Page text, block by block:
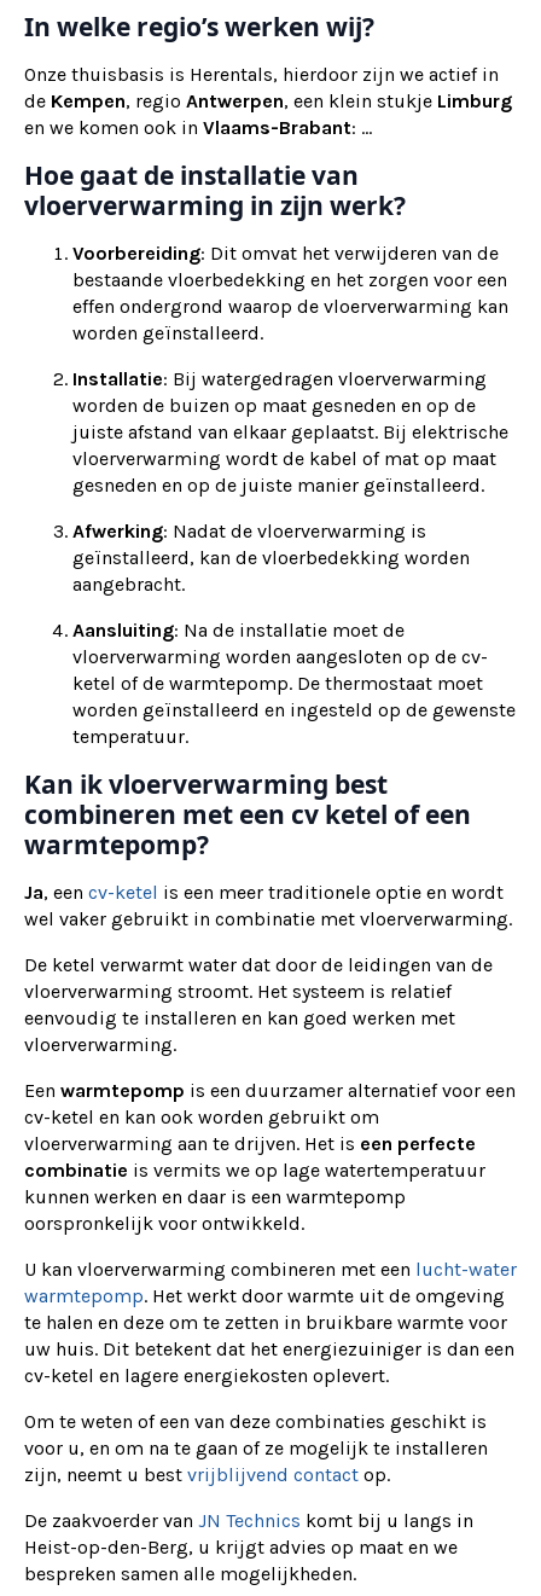
In welke regio’s werken wij?
Onze thuisbasis is Herentals, hierdoor zijn we actief in
de Kempen, regio Antwerpen, een klein stukje Limburg
en we komen ook in Vlaams-Brabant: ...
Hoe gaat de installatie van
vloerverwarming in zijn werk?
Voorbereiding: Dit omvat het verwijderen van de
bestaande vloerbedekking en het zorgen voor een
effen ondergrond waarop de vloerverwarming kan
worden geïnstalleerd.
Installatie: Bij watergedragen vloerverwarming
worden de buizen op maat gesneden en op de
juiste afstand van elkaar geplaatst. Bij elektrische
vloerverwarming wordt de kabel of mat op maat
gesneden en op de juiste manier geïnstalleerd.
Afwerking: Nadat de vloerverwarming is
geïnstalleerd, kan de vloerbedekking worden
aangebracht.
Aansluiting: Na de installatie moet de
vloerverwarming worden aangesloten op de cv-
ketel of de warmtepomp. De thermostaat moet
worden geïnstalleerd en ingesteld op de gewenste
temperatuur.
Kan ik vloerverwarming best
combineren met een cv ketel of een
warmtepomp?
Ja, een cv-ketel is een meer traditionele optie en wordt
wel vaker gebruikt in combinatie met vloerverwarming.
De ketel verwarmt water dat door de leidingen van de
vloerverwarming stroomt. Het systeem is relatief
eenvoudig te installeren en kan goed werken met
vloerverwarming.
Een warmtepomp is een duurzamer alternatief voor een
cv-ketel en kan ook worden gebruikt om
vloerverwarming aan te drijven. Het is een perfecte
combinatie is vermits we op lage watertemperatuur
kunnen werken en daar is een warmtepomp
oorspronkelijk voor ontwikkeld.
U kan vloerverwarming combineren met een lucht-water
warmtepomp. Het werkt door warmte uit de omgeving
te halen en deze om te zetten in bruikbare warmte voor
uw huis. Dit betekent dat het energiezuiniger is dan een
cv-ketel en lagere energiekosten oplevert.
Om te weten of een van deze combinaties geschikt is
voor u, en om na te gaan of ze mogelijk te installeren
zijn, neemt u best vrijblijvend contact op.
De zaakvoerder van JN Technics komt bij u langs in
Heist-op-den-Berg, u krijgt advies op maat en we
bespreken samen alle mogelijkheden.